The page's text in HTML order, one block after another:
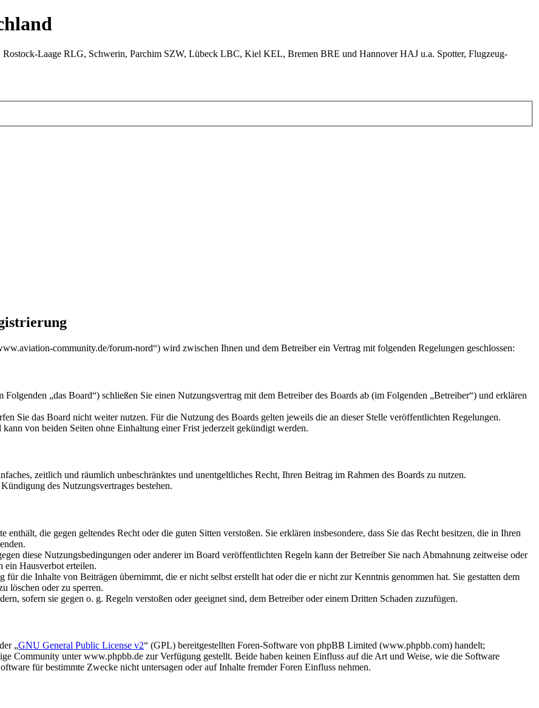
Laage RLG, Schwerin, Parchim SZW, Lübeck LBC, Kiel KEL, Bremen BRE und Hannover HAJ u.a. Spotter, Flugzeug-
community.de/forum-nord“) wird zwischen Ihnen und dem Betreiber ein Vertrag mit folgenden Regelungen geschlossen:
„das Board“) schließen Sie einen Nutzungsvertrag mit dem Betreiber des Boards ab (im Folgenden „Betreiber“) und erklären
Sie das Board nicht weiter nutzen. Für die Nutzung des Boards gelten jeweils die an dieser Stelle veröffentlichten Regelungen.
von beiden Seiten ohne Einhaltung einer Frist jederzeit gekündigt werden.
zeitlich und räumlich unbeschränktes und unentgeltliches Recht, Ihren Beitrag im Rahmen des Boards zu nutzen.
des Nutzungsvertrages bestehen.
die gegen geltendes Recht oder die guten Sitten verstoßen. Sie erklären insbesondere, dass Sie das Recht besitzen, die in Ihren
diese Nutzungsbedingungen oder anderer im Board veröffentlichten Regeln kann der Betreiber Sie nach Abmahnung zeitweise oder
ein Hausverbot erteilen.
die Inhalte von Beiträgen übernimmt, die er nicht selbst erstellt hat oder die er nicht zur Kenntnis genommen hat. Sie gestatten dem
löschen oder zu sperren.
sofern sie gegen o. g. Regeln verstoßen oder geeignet sind, dem Betreiber oder einem Dritten Schaden zuzufügen.
„GNU General Public License v2“ (GPL) bereitgestellten Foren-Software von phpBB Limited (www.phpbb.com) handelt;
Community unter www.phpbb.de zur Verfügung gestellt. Beide haben keinen Einfluss auf die Art und Weise, wie die Software
für bestimmte Zwecke nicht untersagen oder auf Inhalte fremder Foren Einfluss nehmen.